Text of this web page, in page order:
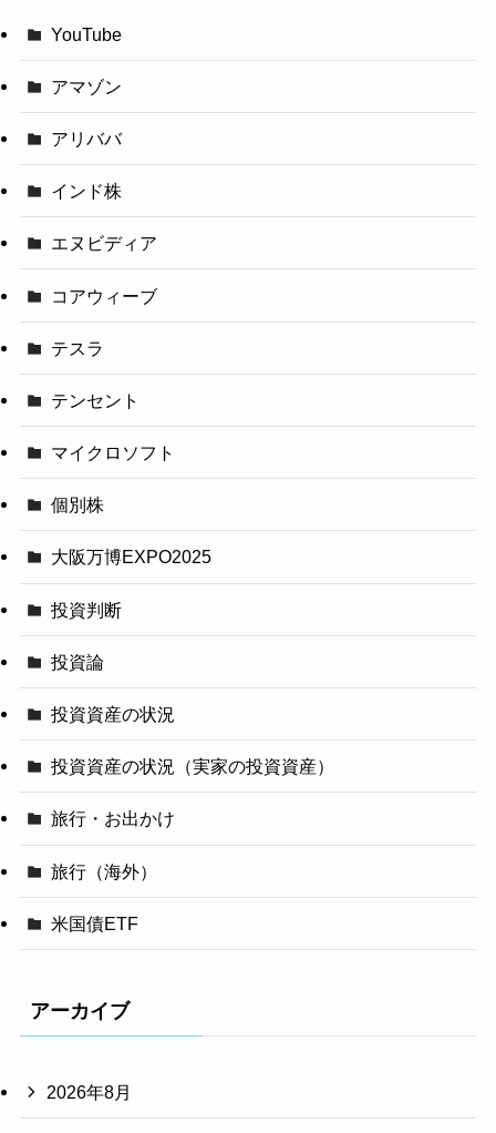
YouTube
アマゾン
アリババ
インド株
エヌビディア
コアウィーブ
テスラ
テンセント
マイクロソフト
個別株
大阪万博EXPO2025
投資判断
投資論
投資資産の状況
投資資産の状況（実家の投資資産）
旅行・お出かけ
旅行（海外）
米国債ETF
アーカイブ
2026年8月